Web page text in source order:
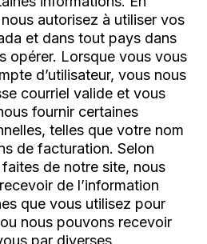
autorisez à utiliser vos
et dans tout pays dans
opérer. Lorsque vous vous
d’utilisateur, vous nous
courriel valide et vous
fournir certaines
telles que votre nom
de facturation. Selon
de notre site, nous
de l’information
que vous utilisez pour
nous pouvons recevoir
par diverses